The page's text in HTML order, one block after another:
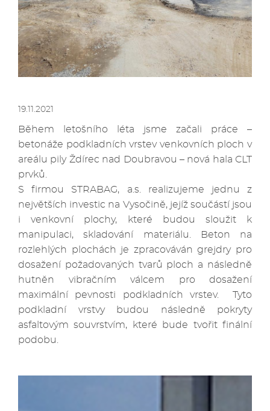
19.11.2021
Během letošního léta jsme začali práce –
betonáže podkladních vrstev venkovních ploch v
areálu pily Ždírec nad Doubravou – nová hala CLT
prvků.
S firmou STRABAG, a.s. realizujeme jednu z
největších investic na Vysočině, jejíž součástí jsou
i venkovní plochy, které budou sloužit k
manipulaci, skladování materiálu. Beton na
rozlehlých plochách je zpracováván grejdry pro
dosažení požadovaných tvarů ploch a následně
hutněn vibračním válcem pro dosažení
maximální pevnosti podkladních vrstev. Tyto
podkladní vrstvy budou následně pokryty
asfaltovým souvrstvím, které bude tvořit finální
podobu.